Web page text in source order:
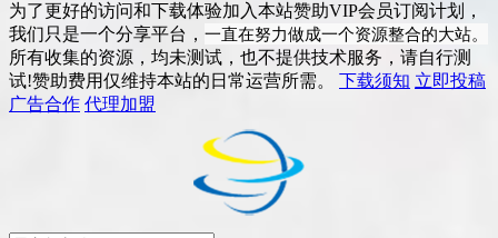
为了更好的访问和下载体验加入本站赞助VIP会员订阅计划，
我们只是一个分享平台， 一直在努力做成一个资源整合的大站。
所有收集的资源，均未测试，也不提供技术服务，请自行测
试!赞助费用仅维持本站的日常运营所需。 下载须知 立即投稿
广告合作 代理加盟